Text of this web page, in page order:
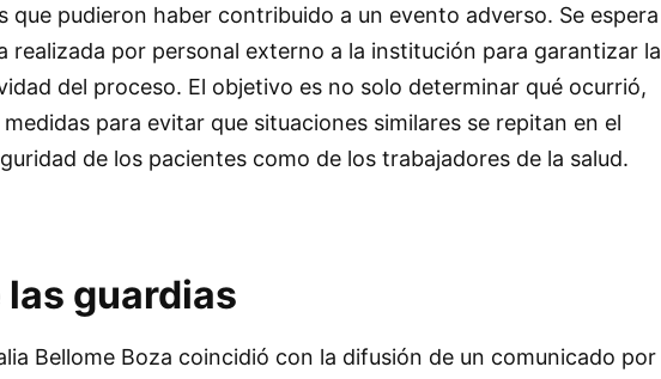
que pudieron haber contribuido a un evento adverso. Se espera
realizada por personal externo a la institución para garantizar la
del proceso. El objetivo es no solo determinar qué ocurrió,
para evitar que situaciones similares se repitan en el
de los pacientes como de los trabajadores de la salud.
guardias
Bellome Boza coincidió con la difusión de un comunicado por